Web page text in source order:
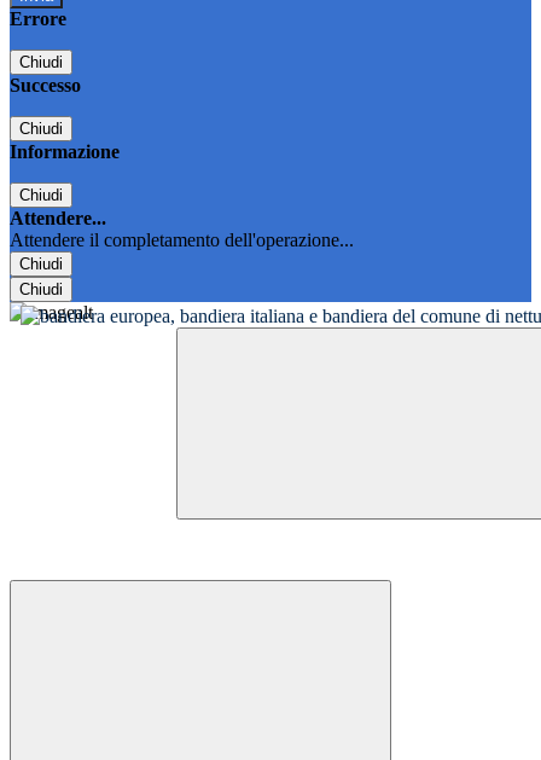
Errore
Chiudi
Successo
Chiudi
Informazione
Chiudi
Attendere...
Attendere il completamento dell'operazione...
Chiudi
Chiudi